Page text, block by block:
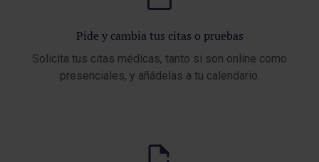
Pide y cambia tus citas o pruebas
Solicita tus citas médicas, tanto si son online como
presenciales, y añádelas a tu calendario.